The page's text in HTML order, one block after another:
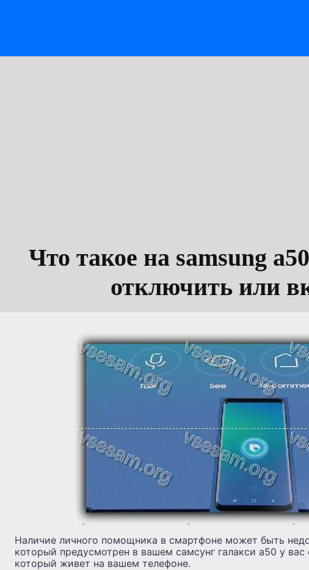
Что такое на samsung
отключить или
Наличие личного помощника в смартфоне может быть
который предусмотрен в вашем самсунг галакси а50 у вас
который живет на вашем телефоне.